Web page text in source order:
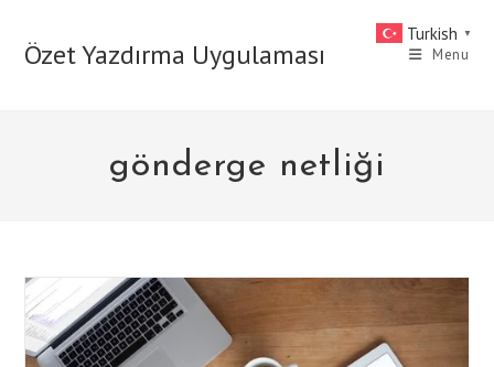
contentÖzet Yazdırma Uygulaması Menu
gönderge netliği
Turkish ▼